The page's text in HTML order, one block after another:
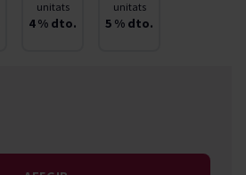
unitats
4% dto.
unitats
5 % dto.